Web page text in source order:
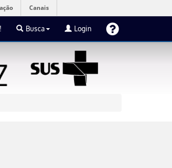
Canais
Busca Login